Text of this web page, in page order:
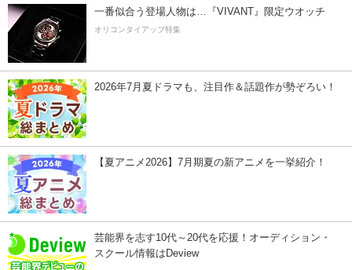
一番似合う登場人物は…『VIVANT』限定ウオッチ
オリコンタイアップ特集
2026年7月夏ドラマも、注目作＆話題作が勢ぞろい！
【夏アニメ2026】7月期夏の新アニメを一挙紹介！
芸能界を志す10代～20代を応援！オーディション・
スクール情報はDeview